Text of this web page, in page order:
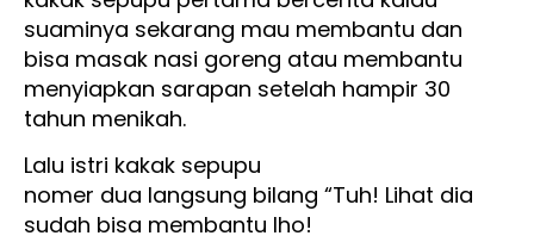
suaminya sekarang mau membantu dan
bisa masak nasi goreng atau membantu
menyiapkan sarapan setelah hampir 30
tahun menikah.
Lalu istri kakak sepupu
nomer dua langsung bilang “Tuh! Lihat dia
sudah bisa membantu lho!